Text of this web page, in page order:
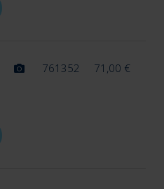
761352 71,00 €